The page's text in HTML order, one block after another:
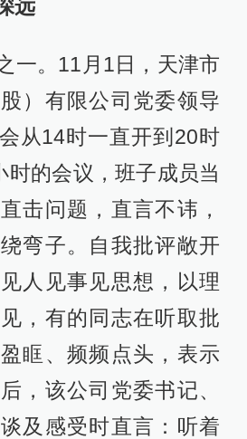
远
一。11月1日，天津市
）有限公司党委领导
从14时一直开到20时
时的会议，班子成员当
击问题，直言不讳，
弯子。自我批评敞开
人见事见思想，以理
，有的同志在听取批
眶、频频点头，表示
，该公司党委书记、
及感受时直言：听着